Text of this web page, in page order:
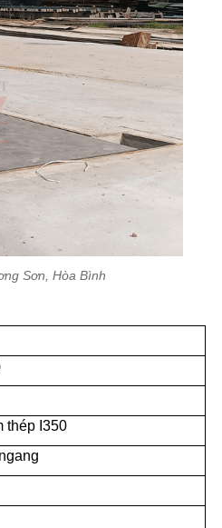
Sơn, Hòa Bình
thép I350